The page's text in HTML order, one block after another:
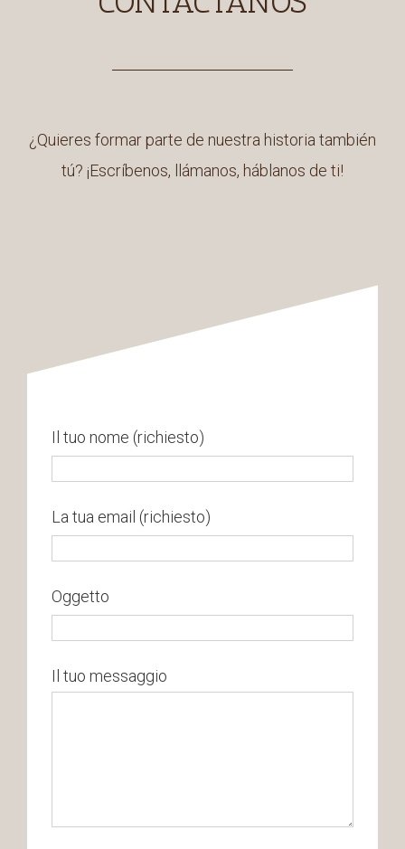
¿Quieres formar parte de nuestra historia también
tú? ¡Escríbenos, llámanos, háblanos de ti!
Il tuo nome (richiesto)
La tua email (richiesto)
Oggetto
Il tuo messaggio